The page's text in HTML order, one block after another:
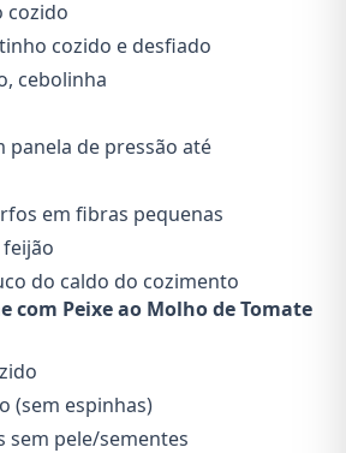
cozido
cozido e desfiado
cebolinha
panela de pressão até
em fibras pequenas
do caldo do cozimento
com Peixe ao Molho de Tomate
(sem espinhas)
sem pele/sementes